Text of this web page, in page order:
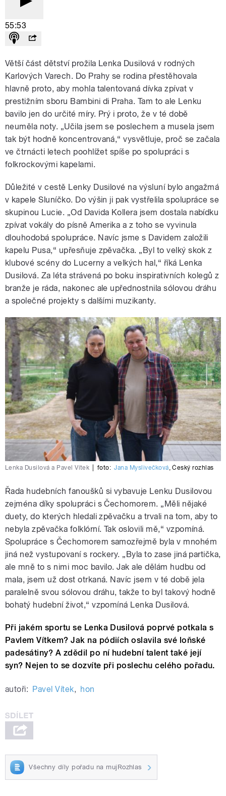
55:53
Větší část dětství prožila Lenka Dusilová v rodných
Karlových Varech. Do Prahy se rodina přestěhovala
hlavně proto, aby mohla talentovaná dívka zpívat v
prestižním sboru Bambini di Praha. Tam to ale Lenku
bavilo jen do určité míry. Prý i proto, že v té době
neuměla noty. „Učila jsem se poslechem a musela jsem
tak být hodně koncentrovaná,“ vysvětluje, proč se začala
ve čtrnácti letech poohlížet spíše po spolupráci s
folkrockovými kapelami.
Důležité v cestě Lenky Dusilové na výsluní bylo angažmá
v kapele Sluníčko. Do výšin ji pak vystřelila spolupráce se
skupinou Lucie. „Od Davida Kollera jsem dostala nabídku
zpívat vokály do písně Amerika a z toho se vyvinula
dlouhodobá spolupráce. Navíc jsme s Davidem založili
kapelu Pusa,“ upřesňuje zpěvačka. „Byl to velký skok z
klubové scény do Lucerny a velkých hal,“ říká Lenka
Dusilová. Za léta strávená po boku inspirativních kolegů z
branže je ráda, nakonec ale upřednostnila sólovou dráhu
a společné projekty s dalšími muzikanty.
Lenka Dusilová a Pavel Vítek foto: Jana Myslivečková,Český rozhlas
Řada hudebních fanoušků si vybavuje Lenku Dusilovou
zejména díky spolupráci s Čechomorem. „Měli nějaké
duety, do kterých hledali zpěvačku a trvali na tom, aby to
nebyla zpěvačka folklórní. Tak oslovili mě,“ vzpomíná.
Spolupráce s Čechomorem samozřejmě byla v mnohém
jiná než vystupovaní s rockery. „Byla to zase jiná partička,
ale mně to s nimi moc bavilo. Jak ale dělám hudbu od
mala, jsem už dost otrkaná. Navíc jsem v té době jela
paralelně svou sólovou dráhu, takže to byl takový hodně
bohatý hudební život,“ vzpomíná Lenka Dusilová.
Při jakém sportu se Lenka Dusilová poprvé potkala s
Pavlem Vítkem? Jak na pódiích oslavila své loňské
padesátiny? A zdědil po ní hudební talent také její
syn? Nejen to se dozvíte při poslechu celého pořadu.
autoři: Pavel Vítek, hon
Všechny díly pořadu na mujRozhlas